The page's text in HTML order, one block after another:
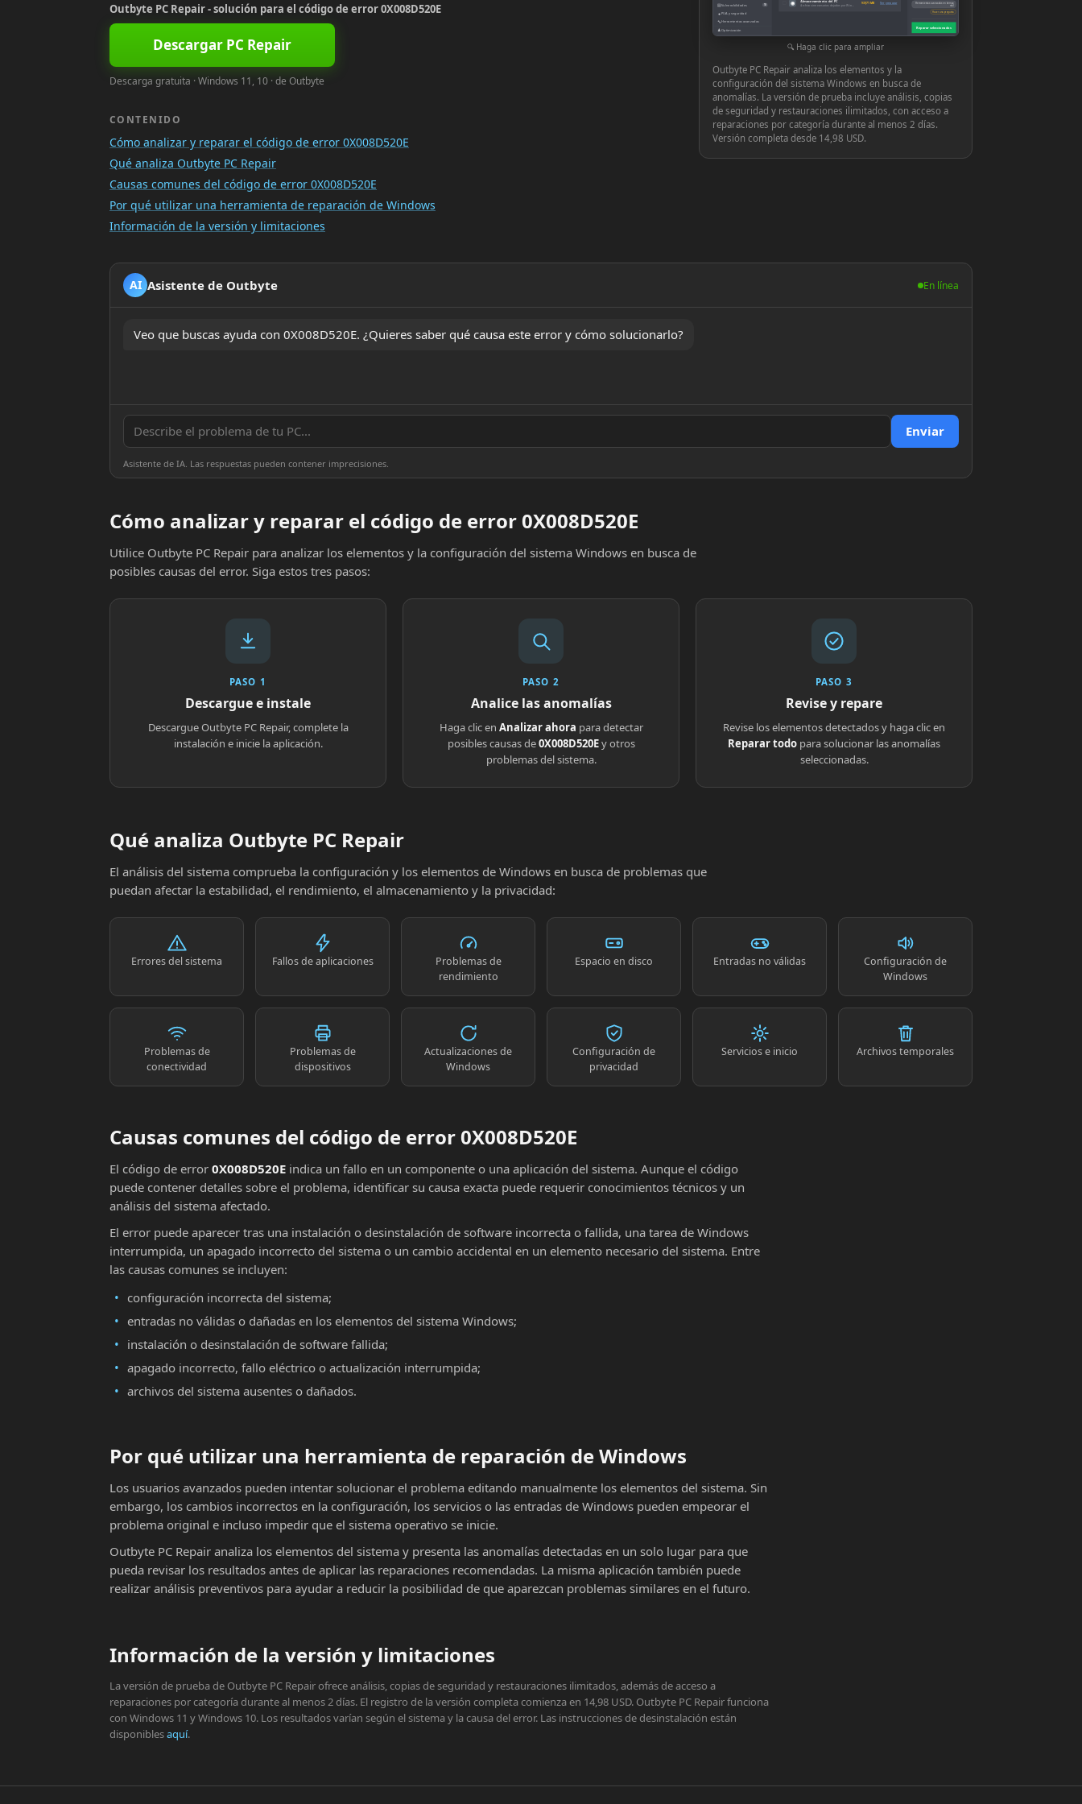
Outbyte PC Repair - solución para el código de error 0X008D520E
Descargar PC Repair
Descarga gratuita · Windows 11, 10 · de Outbyte
CONTENIDO
Cómo analizar y reparar el código de error 0X008D520E
Qué analiza Outbyte PC Repair
Causas comunes del código de error 0X008D520E
Por qué utilizar una herramienta de reparación de Windows
Información de la versión y limitaciones
▤Vulnerabilidades 10
● PUA y seguridad
🔧Herramientas avanzadas
♟Optimización
◉ Archivos innecesarios dejados por Windows o las aplicaciones
939,71 MB Ver y reparar Herramientas avanzadas en tiempo
real
Hacer una pregunta
Reparar seleccionados
Haga clic para ampliar
Outbyte PC Repair analiza los elementos y la
configuración del sistema Windows en busca de
anomalías. La versión de prueba incluye análisis, copias
de seguridad y restauraciones ilimitados, con acceso a
reparaciones por categoría durante al menos 2 días.
Versión completa desde 14,98 USD.
AI Asistente de Outbyte En línea
Veo que buscas ayuda con 0X008D520E. ¿Quieres saber qué causa este error y cómo solucionarlo?
Enviar
Asistente de IA. Las respuestas pueden contener imprecisiones.
Cómo analizar y reparar el código de error 0X008D520E
Utilice Outbyte PC Repair para analizar los elementos y la configuración del sistema Windows en busca de
posibles causas del error. Siga estos tres pasos:
PASO 1
Descargue e instale
Descargue Outbyte PC Repair, complete la
instalación e inicie la aplicación.
PASO 2
Analice las anomalías
Haga clic en Analizar ahora para detectar
posibles causas de0X008D520Ey otros
problemas del sistema.
PASO 3
Revise y repare
Revise los elementos detectados y haga clic en
Reparar todo para solucionar las anomalías
seleccionadas.
Qué analiza Outbyte PC Repair
El análisis del sistema comprueba la configuración y los elementos de Windows en busca de problemas que
puedan afectar la estabilidad, el rendimiento, el almacenamiento y la privacidad:
Errores del sistema Fallos de aplicaciones
Problemas de
rendimiento
Espacio en disco Entradas no válidas
Configuración de
Windows
Problemas de
conectividad
Problemas de
dispositivos
Actualizaciones de
Windows
Configuración de
privacidad
Servicios e inicio Archivos temporales
Causas comunes del código de error 0X008D520E
El código de error 0X008D520E indica un fallo en un componente o una aplicación del sistema. Aunque el código
puede contener detalles sobre el problema, identificar su causa exacta puede requerir conocimientos técnicos y un
análisis del sistema afectado.
El error puede aparecer tras una instalación o desinstalación de software incorrecta o fallida, una tarea de Windows
interrumpida, un apagado incorrecto del sistema o un cambio accidental en un elemento necesario del sistema. Entre
las causas comunes se incluyen:
configuración incorrecta del sistema;
entradas no válidas o dañadas en los elementos del sistema Windows;
instalación o desinstalación de software fallida;
apagado incorrecto, fallo eléctrico o actualización interrumpida;
archivos del sistema ausentes o dañados.
Por qué utilizar una herramienta de reparación de Windows
Los usuarios avanzados pueden intentar solucionar el problema editando manualmente los elementos del sistema. Sin
embargo, los cambios incorrectos en la configuración, los servicios o las entradas de Windows pueden empeorar el
problema original e incluso impedir que el sistema operativo se inicie.
Outbyte PC Repair analiza los elementos del sistema y presenta las anomalías detectadas en un solo lugar para que
pueda revisar los resultados antes de aplicar las reparaciones recomendadas. La misma aplicación también puede
realizar análisis preventivos para ayudar a reducir la posibilidad de que aparezcan problemas similares en el futuro.
Información de la versión y limitaciones
La versión de prueba de Outbyte PC Repair ofrece análisis, copias de seguridad y restauraciones ilimitados, además de acceso a
reparaciones por categoría durante al menos 2 días. El registro de la versión completa comienza en 14,98 USD. Outbyte PC Repair funciona
con Windows 11 y Windows 10. Los resultados varían según el sistema y la causa del error. Las instrucciones de desinstalación están
disponiblesaquí.